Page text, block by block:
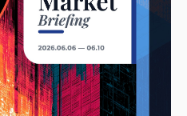
한 중국의 시그널을 축으로 다섯 개의
떻게 재편되고 있는지 꼭 확인하세요!